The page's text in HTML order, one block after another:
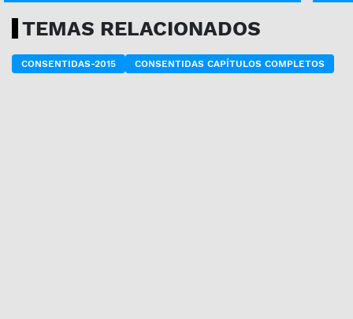
TEMAS RELACIONADOS
CONSENTIDAS-2015 CONSENTIDAS CAPÍTULOS COMPLETOS